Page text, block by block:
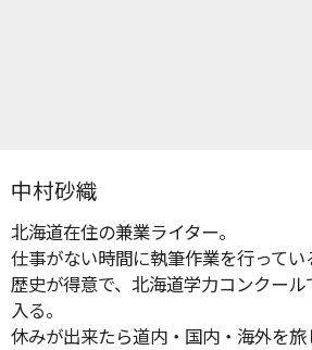
中村砂織
北海道在住の兼業ライター。
仕事がない時間に執筆作業を行ってい
歴史が得意で、北海道学力コンクー
入る。
休みが出来たら道内・国内・海外を旅